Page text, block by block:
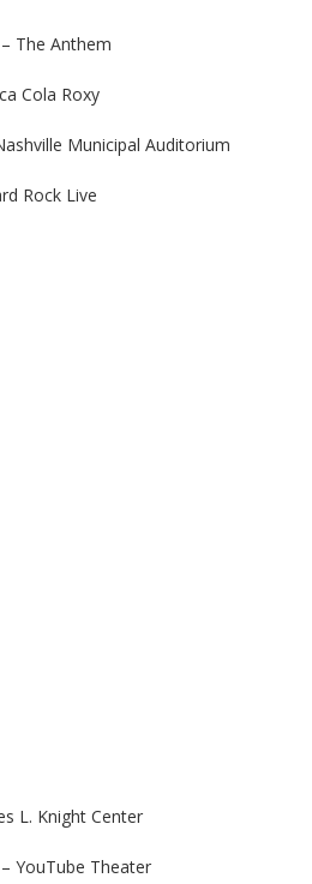
The Anthem
Cola Roxy
Municipal Auditorium
Rock Live
L. Knight Center
YouTube Theater